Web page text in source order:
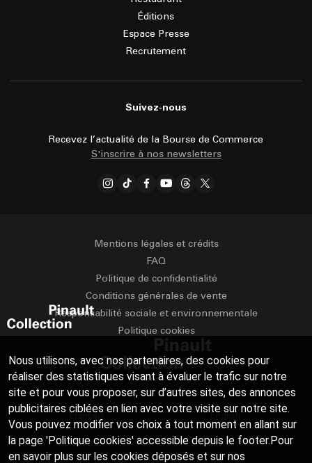
Éditions
Espace Presse
Recrutement
Suivez-nous
Recevez l’actualité de la Bourse de Commerce
S'inscrire à nos newsletters
Mentions légales et crédits
FAQ
Politique de confidentialité
Conditions générales de vente
Responsabilité sociale et environnementale
Politique cookies
Français English
Deutsch Español
Nous utilisons, avec nos partenaires, des cookies pour
réaliser des statistiques visant à évaluer le trafic sur notre
site et pour vous proposer, sur d’autres sites, des annonces
publicitaires ciblées en lien avec votre visite sur notre site.
Vous pouvez modifier vos choix à tout moment en allant sur
la page 'Politique cookies' accessible depuis le footer.Pour
en savoir plus sur les cookies déposés et sur nos